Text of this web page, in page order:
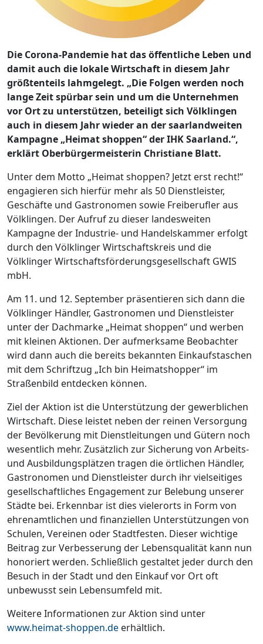
Die Corona-Pandemie hat das öffentliche Leben und
damit auch die lokale Wirtschaft in diesem Jahr
größtenteils lahmgelegt. „Die Folgen werden noch
lange Zeit spürbar sein und um die Unternehmen
vor Ort zu unterstützen, beteiligt sich Völklingen
auch in diesem Jahr wieder an der saarlandweiten
Kampagne „Heimat shoppen“ der IHK Saarland.“,
erklärt Oberbürgermeisterin Christiane Blatt.
Unter dem Motto „Heimat shoppen? Jetzt erst recht!“
engagieren sich hierfür mehr als 50 Dienstleister,
Geschäfte und Gastronomen sowie Freiberufler aus
Völklingen. Der Aufruf zu dieser landesweiten
Kampagne der Industrie- und Handelskammer erfolgt
durch den Völklinger Wirtschaftskreis und die
Völklinger Wirtschaftsförderungsgesellschaft GWIS
mbH.
Am 11. und 12. September präsentieren sich dann die
Völklinger Händler, Gastronomen und Dienstleister
unter der Dachmarke „Heimat shoppen“ und werben
mit kleinen Aktionen. Der aufmerksame Beobachter
wird dann auch die bereits bekannten Einkaufstaschen
mit dem Schriftzug „Ich bin Heimatshopper“ im
Straßenbild entdecken können.
Ziel der Aktion ist die Unterstützung der gewerblichen
Wirtschaft. Diese leistet neben der reinen Versorgung
der Bevölkerung mit Dienstleitungen und Gütern noch
wesentlich mehr. Zusätzlich zur Sicherung von Arbeits-
und Ausbildungsplätzen tragen die örtlichen Händler,
Gastronomen und Dienstleister durch ihr vielseitiges
gesellschaftliches Engagement zur Belebung unserer
Städte bei. Erkennbar ist dies vielerorts in Form von
ehrenamtlichen und finanziellen Unterstützungen von
Schulen, Vereinen oder Stadtfesten. Dieser wichtige
Beitrag zur Verbesserung der Lebensqualität kann nun
honoriert werden. Schließlich gestaltet jeder durch den
Besuch in der Stadt und den Einkauf vor Ort oft
unbewusst sein Lebensumfeld mit.
Weitere Informationen zur Aktion sind unter
www.heimat-shoppen.de erhältlich.